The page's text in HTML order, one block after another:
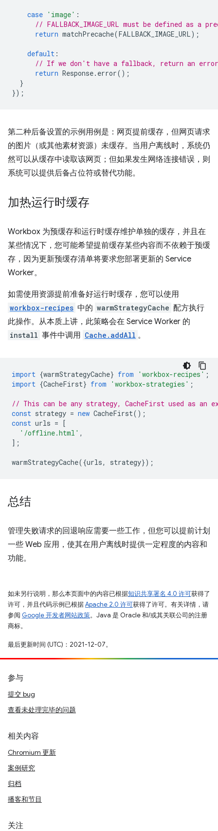
case 'image' :
// FALLBACK_IMAGE_URL must be defined as a
return matchPrecache(FALLBACK_IMAGE_URL);
default :
// If we don't have a fallback, return an error
return Response. error();
}
});
第二种后备设置的示例用例是：网页提前缓存，但网页请求
的图片（或其他素材资源）未缓存。当用户离线时，系统仍
然可以从缓存中读取该网页；但如果发生网络连接错误，则
系统可以提供后备占位符或替代功能。
加热运行时缓存
Workbox 为预缓存和运行时缓存维护单独的缓存，并且在
某些情况下，您可能希望提前缓存某些内容而不依赖于预缓
存，因为更新预缓存清单将要求您部署更新的 Service
Worker。
如需使用资源提前准备好运行时缓存，您可以使用
workbox-recipes 中的 warmStrategyCache 配方执行
此操作。从本质上讲，此策略会在 Service Worker 的
install 事件中调用 Cache.addAll 。
import {warmStrategyCache} from 'workbox-recipes' ;
import {CacheFirst} from 'workbox-strategies' ;
// This can be any strategy, CacheFirst used as an
const strategy = new CacheFirst();
const urls = [
'/offline.html' ,
];
warmStrategyCache({urls, strategy});
总结
管理失败请求的回退响应需要一些工作，但您可以提前计划
一些 Web 应用，使其在用户离线时提供一定程度的内容和
功能。
如未另行说明，那么本页面中的内容已根据知识共享署名 4.0 许可获得了
许可，并且代码示例已根据Apache 2.0 许可获得了许可。有关详情，请
参阅 Google 开发者网站政策。Java 是 Oracle 和/或其关联公司的注册
商标。
最后更新时间 (UTC)：2021-12-07。
参与
提交 bug
查看未处理完毕的问题
相关内容
Chromium 更新
案例研究
归档
播客和节目
关注